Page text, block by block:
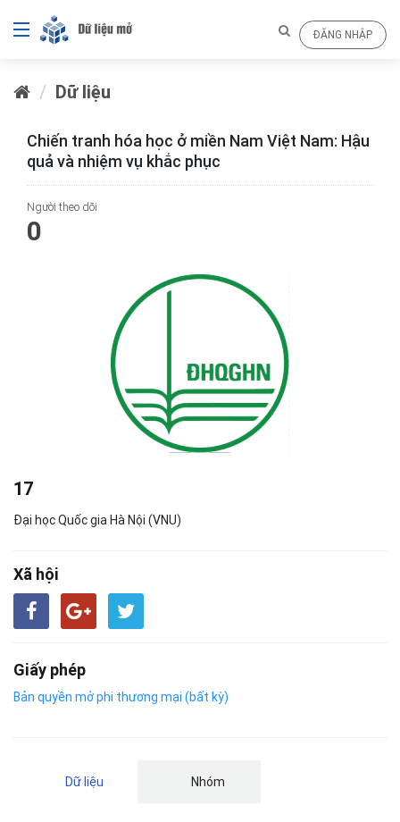
ĐĂNG NHẬP
Dữ liệu
Chiến tranh hóa học ở miền Nam Việt Nam: Hậu
quả và nhiệm vụ khắc phục
Người theo dõi
0
17
Đại học Quốc gia Hà Nội (VNU)
Xã hội
Giấy phép
Bản quyền mở phi thương mại (bất kỳ)
Dữ liệu Nhóm